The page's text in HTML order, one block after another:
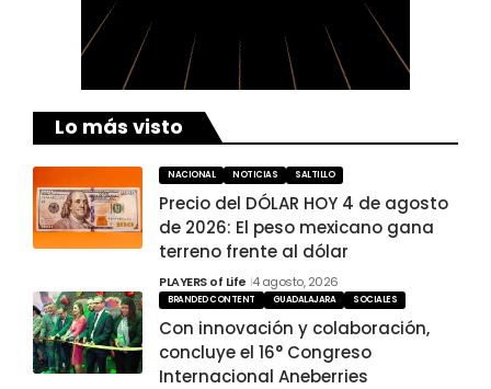
Lo más visto
NACIONAL NOTICIAS SALTILLO
Precio del DÓLAR HOY 4 de agosto
de 2026: El peso mexicano gana
terreno frente al dólar
PLAYERS of Life 4 agosto, 2026
BRANDED CONTENT GUADALAJARA SOCIALES
Con innovación y colaboración,
concluye el 16° Congreso
Internacional Aneberries